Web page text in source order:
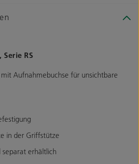
RS
mit Aufnahmebuchse für unsichtbare
in der Griffstütze
erhältlich